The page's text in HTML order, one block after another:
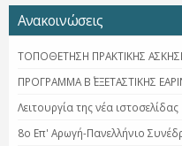
Ανακοινώσεις
ΤΟΠΟΘΕΤΗΣΗ ΠΡΑΚΤΙΚΗΣ
ΠΡΟΓΡΑΜΜΑ Β΄ ΕΞΕΤΑΣΤΙΚΗΣ
Λειτουργία της νέα ιστοσελίδας
8ο Επ' Αρωγή-Πανελλήνιο